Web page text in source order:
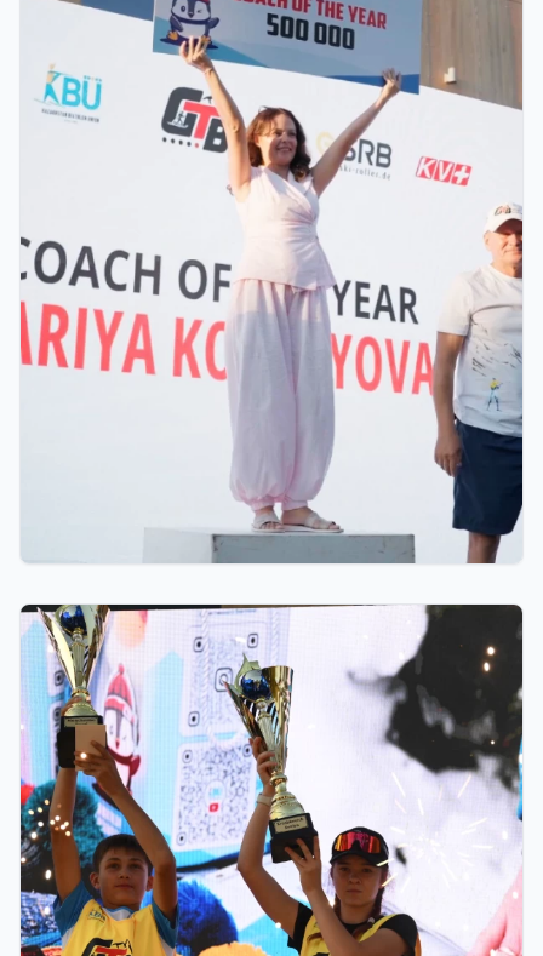
Тренер из Костаная признан лучшим детским
тренером по биатлону